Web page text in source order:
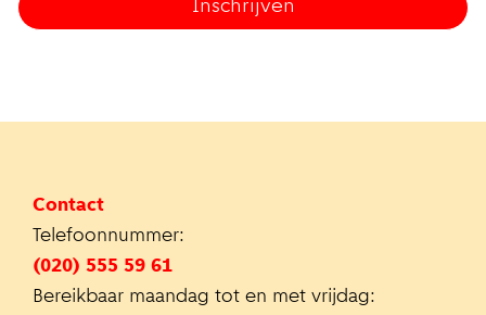
Contact
Telefoonnummer:
(020) 555 59 61
Bereikbaar maandag tot en met vrijdag: